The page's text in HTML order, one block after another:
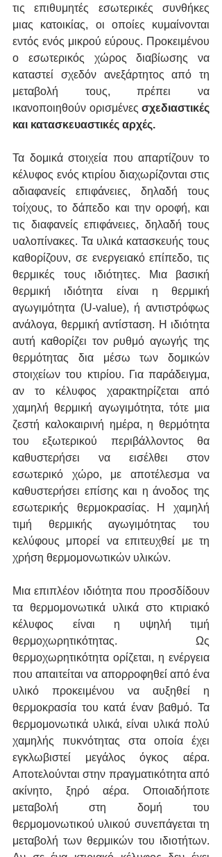
τις επιθυμητές εσωτερικές συνθήκες
μιας κατοικίας, οι οποίες κυμαίνονται
εντός ενός μικρού εύρους. Προκειμένου
ο εσωτερικός χώρος διαβίωσης να
καταστεί σχεδόν ανεξάρτητος από τη
μεταβολή τους, πρέπει να
ικανοποιηθούν ορισμένες σχεδιαστικές
και κατασκευαστικές αρχές.
Τα δομικά στοιχεία που απαρτίζουν το
κέλυφος ενός κτιρίου διαχωρίζονται στις
αδιαφανείς επιφάνειες, δηλαδή τους
τοίχους, το δάπεδο και την οροφή, και
τις διαφανείς επιφάνειες, δηλαδή τους
υαλοπίνακες. Τα υλικά κατασκευής τους
καθορίζουν, σε ενεργειακό επίπεδο, τις
θερμικές τους ιδιότητες. Μια βασική
θερμική ιδιότητα είναι η θερμική
αγωγιμότητα (U-value), ή αντιστρόφως
ανάλογα, θερμική αντίσταση. Η ιδιότητα
αυτή καθορίζει τον ρυθμό αγωγής της
θερμότητας δια μέσω των δομικών
στοιχείων του κτιρίου. Για παράδειγμα,
αν το κέλυφος χαρακτηρίζεται από
χαμηλή θερμική αγωγιμότητα, τότε μια
ζεστή καλοκαιρινή ημέρα, η θερμότητα
του εξωτερικού περιβάλλοντος θα
καθυστερήσει να εισέλθει στον
εσωτερικό χώρο, με αποτέλεσμα να
καθυστερήσει επίσης και η άνοδος της
εσωτερικής θερμοκρασίας. Η χαμηλή
τιμή θερμικής αγωγιμότητας του
κελύφους μπορεί να επιτευχθεί με τη
χρήση θερμομονωτικών υλικών.
Μια επιπλέον ιδιότητα που προσδίδουν
τα θερμομονωτικά υλικά στο κτιριακό
κέλυφος είναι η υψηλή τιμή
θερμοχωρητικότητας. Ως
θερμοχωρητικότητα ορίζεται, η ενέργεια
που απαιτείται να απορροφηθεί από ένα
υλικό προκειμένου να αυξηθεί η
θερμοκρασία του κατά έναν βαθμό. Τα
θερμομονωτικά υλικά, είναι υλικά πολύ
χαμηλής πυκνότητας στα οποία έχει
εγκλωβιστεί μεγάλος όγκος αέρα.
Αποτελούνται στην πραγματικότητα από
ακίνητο, ξηρό αέρα. Οποιαδήποτε
μεταβολή στη δομή του
θερμομονωτικού υλικού συνεπάγεται τη
μεταβολή των θερμικών του ιδιοτήτων.